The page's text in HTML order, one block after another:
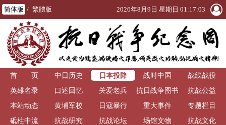
简体版 / 繁體版 2026年8月9日 星期日 01:17:03
首 页 中日历史 日本投降 战时中国
战线战役
英雄名录
口述回忆 关爱老兵
抗日战争图书
馆
抗战公益
本站动态
黄埔军校 日寇暴行 重大事件
专题栏目
砥柱中流
抗战研究 抗战论坛 场馆文物 抗战文化